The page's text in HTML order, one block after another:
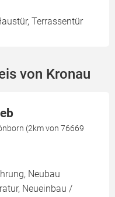
Terrassentür
von Kronau
(2km von 76669
Neubau
Neueinbau /